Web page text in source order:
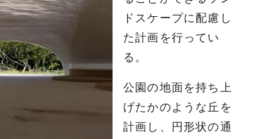
ドスケープに配慮し
た計画を行ってい
る。
公園の地面を持ち上
げたかのような丘を
計画し、円形状の通